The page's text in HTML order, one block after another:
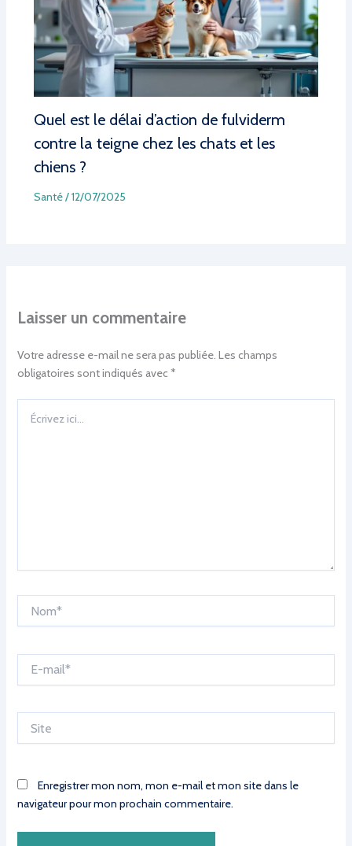
Quel est le délai d’action de fulviderm
contre la teigne chez les chats et les
chiens ?
Santé/12/07/2025
Laisser un commentaire
Votre adresse e-mail ne sera pas publiée. Les champs
obligatoires sont indiqués avec *
ici…
mail*
Enregistrer mon nom, mon e-mail et mon site dans le
navigateur pour mon prochain commentaire.